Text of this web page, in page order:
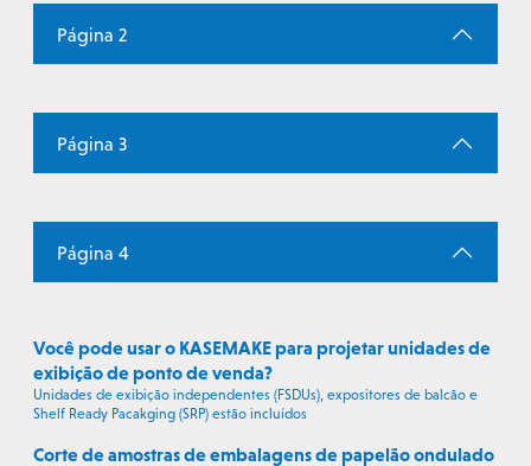
Página 2
Página 3
Página 4
Você pode usar o KASEMAKE para projetar unidades de
exibição de ponto de venda?
Unidades de exibição independentes (FSDUs), expositores de balcão e
Shelf Ready Pacakging (SRP) estão incluídos
Corte de amostras de embalagens de papelão ondulado